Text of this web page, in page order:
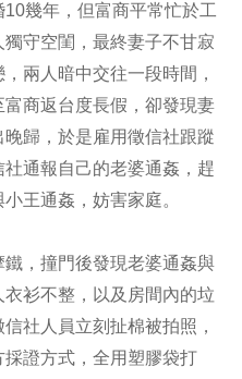
幾年，但富商平常忙於工
守空閨，最終妻子不甘寂
兩人暗中交往一段時間，
商返台度長假，卻發現妻
歸，於是雇用徵信社跟蹤
通報自己的老婆通姦，趕
王通姦，妨害家庭。
，撞門後發現老婆通姦與
衫不整，以及房間內的垃
社人員立刻扯棉被拍照，
證方式，全用塑膠袋打